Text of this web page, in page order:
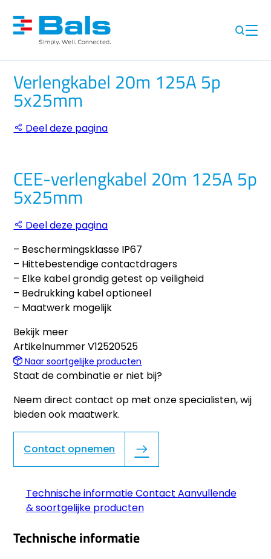
Verlengkabel 20m 125A 5p
5x25mm
Deel deze pagina
CEE-verlengkabel 20m 125A 5p
5x25mm
Deel deze pagina
– Beschermingsklasse IP67
– Hittebestendige contactdragers
– Elke kabel grondig getest op veiligheid
– Bedrukking kabel optioneel
– Maatwerk mogelijk
Bekijk meer
ArtikelnummerV12520525
Naar soortgelijke producten
Staat de combinatie er niet bij?
Neem direct contact op met onze specialisten, wij
bieden ook maatwerk.
Contact opnemen
Technische informatieContact Aanvullende
& soortgelijke producten
Technische informatie